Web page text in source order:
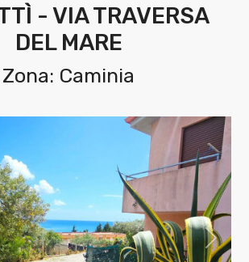
- VIA TRAVERSA
DEL MARE
Zona: Caminia